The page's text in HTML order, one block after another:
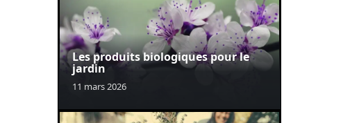
Les produits biologiques pour le
jardin
11 mars 2026